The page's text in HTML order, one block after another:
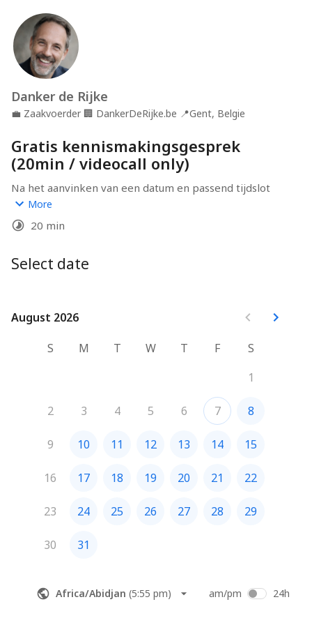
Danker de Rijke
💼 Zaakvoerder 🏢 DankerDeRijke.be 📍Gent, Belgie
Gratis kennismakingsgesprek
(20min / videocall only)
Na het aanvinken van een datum en passend tijdslot
krijg je automatisch een link toegestuurd voor de
videocall.
videocall zal in de herinneringsmail worden verstuurd)
maar ik kan me veel beter voorbereiden op het
direct een meerwaarde geven (poging tot).
More
20 min
Select date
August 2026
August 2026
S
M T W T F
S
1
2 3 4 5 6 7 8
9 10 11 12 13 14 15
16 17 18 19 20 21 22
23 24 25 26 27 28 29
30 31
Africa/Abidjan (5:55 pm) am/pm 24h